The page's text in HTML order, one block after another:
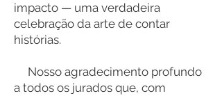
impacto — uma verdadeira
celebração da arte de contar
histórias.
Nosso agradecimento profundo
a todos os jurados que, com